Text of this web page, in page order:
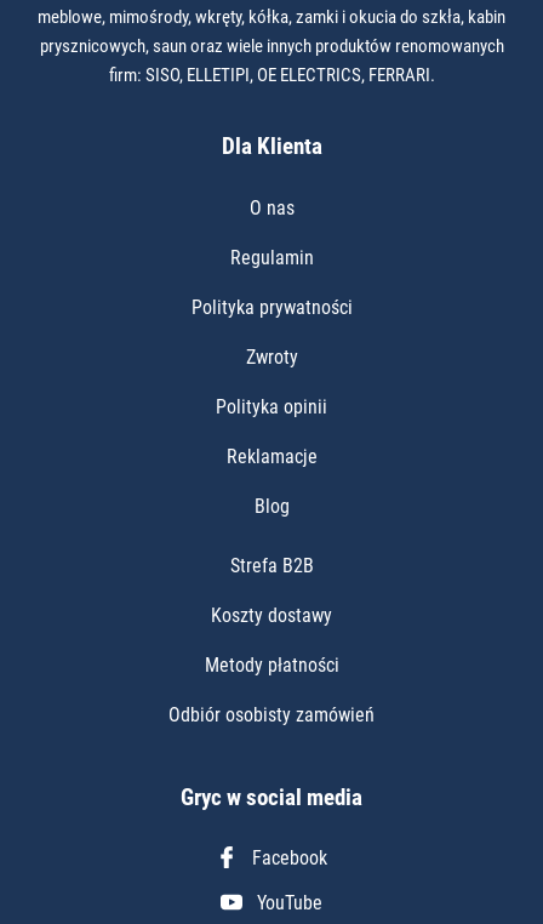
meblowe, mimośrody, wkręty, kółka, zamki i okucia do szkła, kabin
prysznicowych, saun oraz wiele innych produktów renomowanych
firm: SISO, ELLETIPI, OE ELECTRICS, FERRARI.
Dla Klienta
O nas
Regulamin
Polityka prywatności
Zwroty
Polityka opinii
Reklamacje
Blog
Strefa B2B
Koszty dostawy
Metody płatności
Odbiór osobisty zamówień
Gryc w social media
Facebook
YouTube